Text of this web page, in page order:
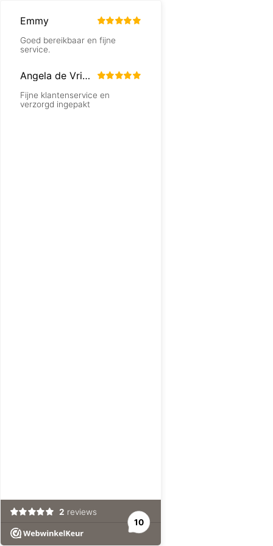
Emmy
Goed bereikbaar en fijne
service.
Angela de Vrind
Fijne klantenservice en
verzorgd ingepakt
2 reviews
10